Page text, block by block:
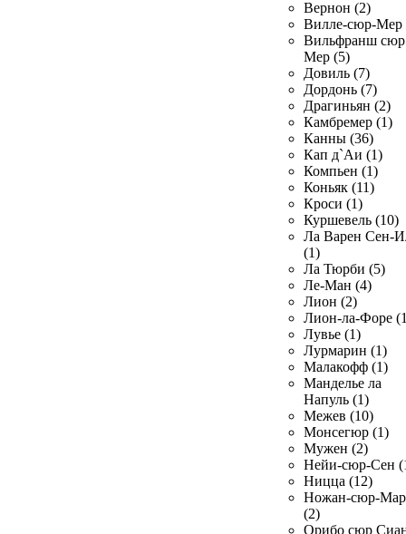
Вернон (2)
Вилле-сюр-Мер
Вильфранш сюр
Мер (5)
Довиль (7)
Дордонь (7)
Драгиньян (2)
Камбремер (1)
Канны (36)
Кап д`Аи (1)
Компьен (1)
Коньяк (11)
Кроси (1)
Куршевель (10)
Ла Варен Сен-
(1)
Ла Тюрби (5)
Ле-Ман (4)
Лион (2)
Лион-ла-Форе
Лувье (1)
Лурмарин (1)
Малакофф (1)
Манделье ла
Напуль (1)
Межев (10)
Монсегюр (1)
Мужен (2)
Нейи-сюр-Сен
Ницца (12)
Ножан-сюр-
(2)
Орибо сюр